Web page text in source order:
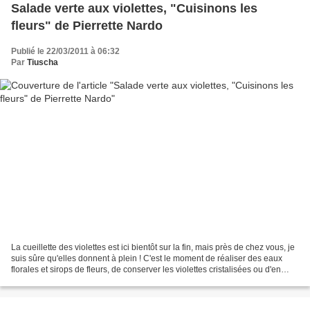
Salade verte aux violettes, "Cuisinons les
fleurs" de Pierrette Nardo
Publié le 22/03/2011 à 06:32
Par Tiuscha
La cueillette des violettes est ici bientôt sur la fin, mais près de chez vous, je
suis sûre qu'elles donnent à plein ! C'est le moment de réaliser des eaux
florales et sirops de fleurs, de conserver les violettes cristalisées ou d'en